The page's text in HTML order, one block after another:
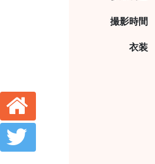
撮影時間
衣装